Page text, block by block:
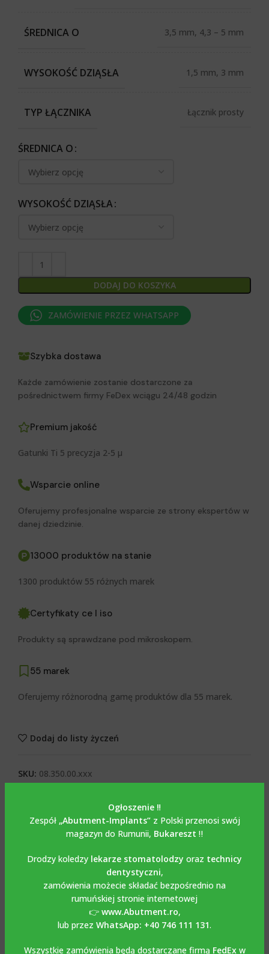
Ogłoszenie ‼️
Zespół „Abutment-Implants”z Polski przenosi swój
magazyn do Rumunii, Bukareszt ‼️
Drodzy koledzy lekarze stomatolodzy oraz technicy
dentystyczni,
zamówienia możecie składać bezpośrednio na
rumuńskiej stronie internetowej
👉 www.Abutment.ro,
lub przez WhatsApp: +40 746 111 131.
Wszystkie zamówienia będą dostarczane firmą FedExw
ŚREDNICA O 3,5 mm, 4,3 – 5 mm
WYSOKOŚĆ DZIĄSŁA 1,5 mm, 3 mm
TYP ŁĄCZNIKA Łącznik prosty
ŚREDNICA O
WYSOKOŚĆ DZIĄSŁA
DODAJ DO KOSZYKA
ZAMÓWIENIE PRZEZ WHATSAPP
Szybka dostawa
Każde zamówienie zostanie dostarczone za
pośrednictwem firmy FeDex wciągu 24/48 godzin
Premium jakość
Gatunki Ti 5 precyzja 2-5 μ
Wsparcie online
Oferujemy profesjonalne wsparcie ze strony ekspertów w
danej dziedzinie.
13000 produktów na stanie
1300 produktów 55 różnych marek
Certyfikaty ce I iso
Produkty są sprawdzane pod mikroskopem.
55 marek
Oferujemy różnorodną gamę produktów dla 55 marek.
Dodaj do listy życzeń
SKU: 08.350.00.xxx
Łącznik prosty ze śrubą mocującą
Tytan
Opis
Prosty nakręcany nypel